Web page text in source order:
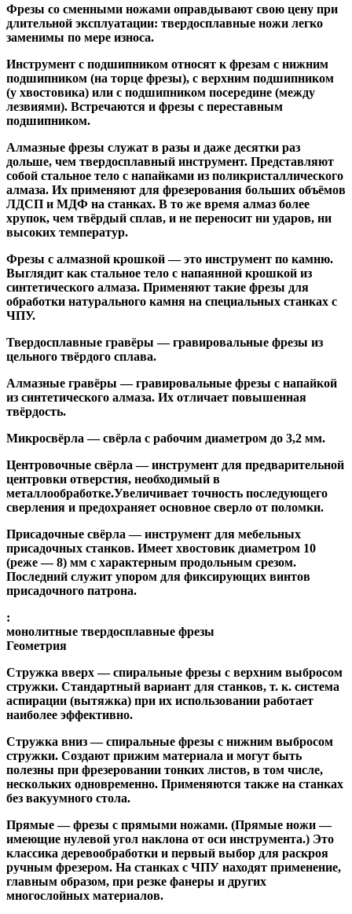
Фрезы со сменными ножами оправдывают свою цену при
длительной эксплуатации: твердосплавные ножи легко
заменимы по мере износа.
Инструмент с подшипником относят к фрезам с нижним
подшипником (на торце фрезы), с верхним подшипником
(у хвостовика) или с подшипником посередине (между
лезвиями). Встречаются и фрезы с переставным
подшипником.
Алмазные фрезы служат в разы и даже десятки раз
дольше, чем твердосплавный инструмент. Представляют
собой стальное тело с напайками из поликристаллического
алмаза. Их применяют для фрезерования больших объёмов
ЛДСП и МДФ на станках. В то же время алмаз более
хрупок, чем твёрдый сплав, и не переносит ни ударов, ни
высоких температур.
Фрезы с алмазной крошкой— это инструмент по камню.
Выглядит как стальное тело с напаянной крошкой из
синтетического алмаза. Применяют такие фрезы для
обработки натурального камня на специальных станках с
ЧПУ.
Твердосплавные гравёры — гравировальные фрезы из
цельного твёрдого сплава.
Алмазные гравёры — гравировальные фрезы с напайкой
из синтетического алмаза. Их отличает повышенная
твёрдость.
Микросвёрла — свёрла с рабочим диаметром до 3,2 мм.
Центровочные свёрла — инструмент для предварительной
центровки отверстия, необходимый в
металлообработке.Увеличивает точность последующего
сверления и предохраняет основное сверло от поломки.
Присадочные свёрла — инструмент для мебельных
присадочных станков. Имеет хвостовик диаметром 10
(реже — 8) мм с характерным продольным срезом.
Последний служит упором для фиксирующих винтов
присадочного патрона.
:
монолитные твердосплавные фрезы
Геометрия
Стружка вверх— спиральные фрезы с верхним выбросом
стружки. Стандартный вариант для станков, т. к. система
аспирации (вытяжка) при их использовании работает
наиболее эффективно.
Стружка вниз— спиральные фрезы с нижним выбросом
стружки. Создают прижим материала и могут быть
полезны при фрезеровании тонких листов, в том числе,
нескольких одновременно. Применяются также на станках
без вакуумного стола.
Прямые— фрезы с прямыми ножами. (Прямые ножи —
имеющие нулевой угол наклона от оси инструмента.) Это
классика деревообработки и первый выбор для раскроя
ручным фрезером. На станках с ЧПУ находят применение,
главным образом, при резке фанеры и других
многослойных материалов.